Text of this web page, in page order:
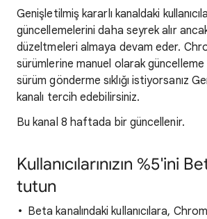
Genişletilmiş kararlı kanaldaki
güncellemelerini daha seyrek alır
düzeltmeleri almaya devam eder.
sürümlerine manuel olarak
sürüm gönderme sıklığı istiyorsanız
kanalı tercih edebilirsiniz.
Bu kanal 8 haftada bir güncellenir.
Kullanıcılarınızın %5'ini
tutun
Beta kanalındaki kullanıcılara,